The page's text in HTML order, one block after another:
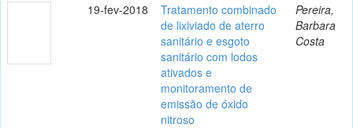
19-fev-2018
Tratamento combinado
de lixiviado de aterro
sanitário e esgoto
sanitário com lodos
ativados e
monitoramento de
emissão de óxido
nitroso
Pereira,
Barbara
Costa